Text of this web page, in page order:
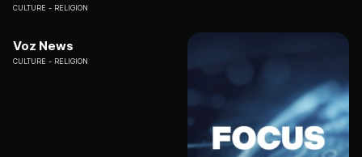
CULTURE RELIGION
Voz News
CULTURE RELIGION